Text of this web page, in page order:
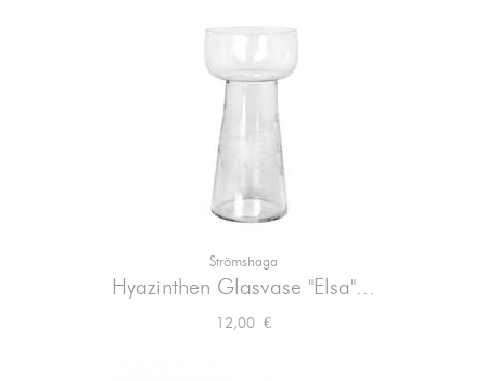
Strömshaga
Hyazinthen Glasvase "Elsa"...
Preis
12,00 €